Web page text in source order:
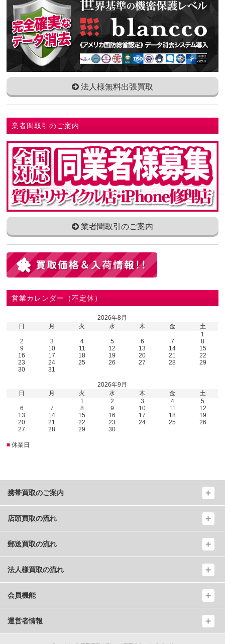
法人様無料出張買取
業者間取引のご案内
業者間取引のご案内
営業カレンダー（不定休）
2026年8月
日
月 火 水 木 金
土
1
2
3 4 5 6 7
8
9
10 11 12 13 14
15
16
17 18 19 20 21
22
23
24 25 26 27 28
29
30
31
2026年9月
日
月 火 水 木 金
土
1
2 3 4
5
6
7 8 9 10 11
12
13
14 15 16 17 18
19
20
21 22 23 24 25
26
27
28 29 30
■ 休業日
携帯買取のご案内
店頭買取の流れ
郵送買取の流れ
法人様買取の流れ
会員機能
運営者情報